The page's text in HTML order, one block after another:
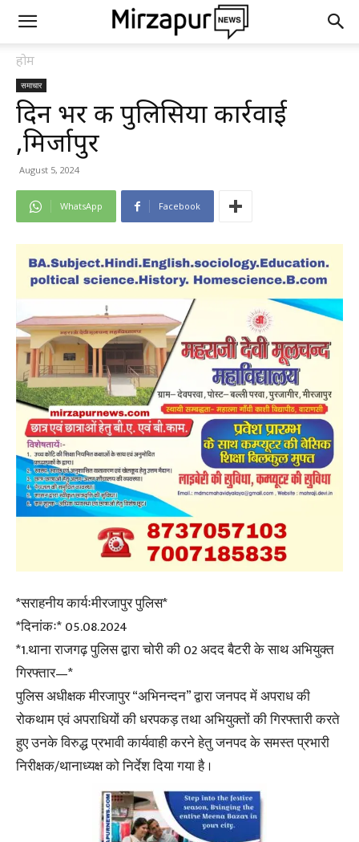
होम
समाचार
दिन भर की पुलिसिया कार्रवाई
,मिर्जापुर
August 5, 2024
WhatsApp Facebook
*सराहनीय कार्यःमीरजापुर पुलिस*
*दिनांकः* 05.08.2024
*1.थाना राजगढ़ पुलिस द्वारा चोरी की 02 अदद बैटरी के साथ अभियुक्त
गिरफ्तार—*
पुलिस अधीक्षक मीरजापुर “अभिनन्दन” द्वारा जनपद में अपराध की
रोकथाम एवं अपराधियों की धरपकड़ तथा अभियुक्तों की गिरफ्तारी करते
हुए उनके विरुद्ध प्रभावी कार्यवाही करने हेतु जनपद के समस्त प्रभारी
निरीक्षक/थानाध्यक्ष को निर्देश दिया गया है ।